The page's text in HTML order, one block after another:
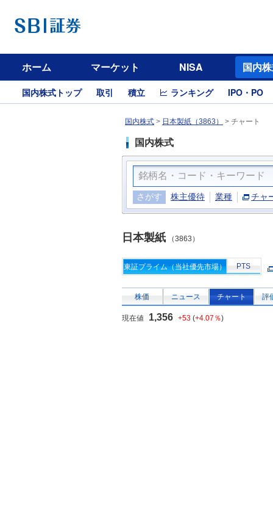
ホーム マーケット NISA 国内
国内株式トップ 取引 積立 ランキング IPO・PO
国内株式 > 日本製紙（3863） > チャート
国内株式
さがす 株主優待 業種 チャ
日本製紙 （3863）
東証プライム（当社優先市場） PTS
株価 ニュース チャート 評
現在値 1,356 +53 (+4.07％)